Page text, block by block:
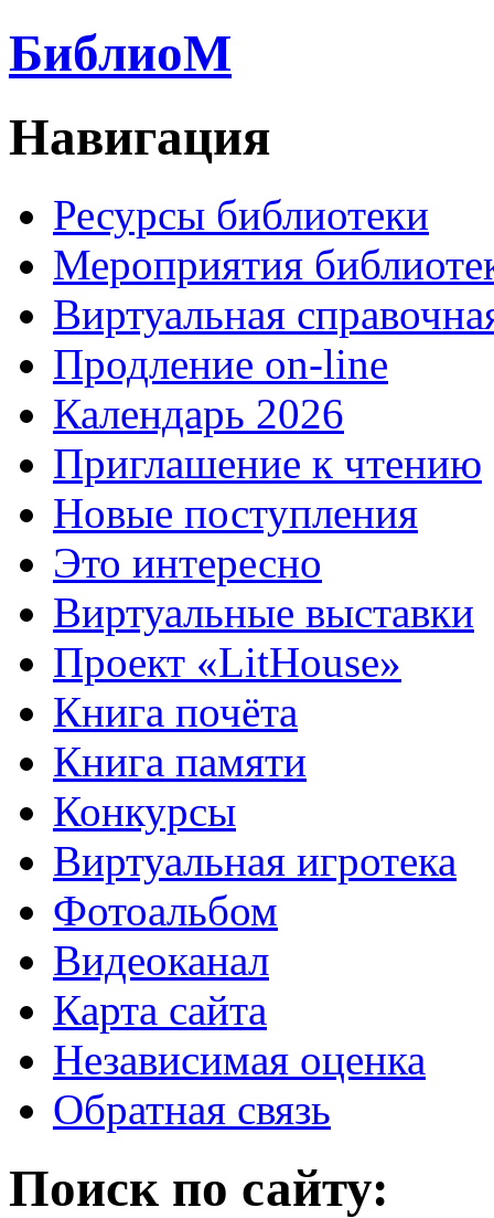
БиблиоМ
Навигация
Ресурсы библиотеки
Мероприятия
Виртуальная
Продление on-line
Календарь 2026
Приглашение к чтению
Новые поступления
Это интересно
Виртуальные выставки
Проект «LitHouse»
Книга почёта
Книга памяти
Конкурсы
Виртуальная игротека
Фотоальбом
Видеоканал
Карта сайта
Независимая оценка
Обратная связь
Поиск по сайту: